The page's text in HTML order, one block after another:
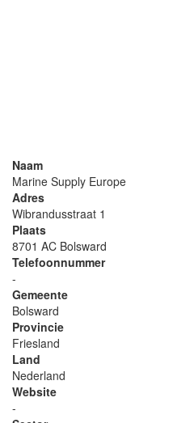
Naam
Marine Supply Europe
Adres
Wibrandusstraat 1
Plaats
8701 AC Bolsward
Telefoonnummer
-
Gemeente
Bolsward
Provincie
Friesland
Land
Nederland
Website
-